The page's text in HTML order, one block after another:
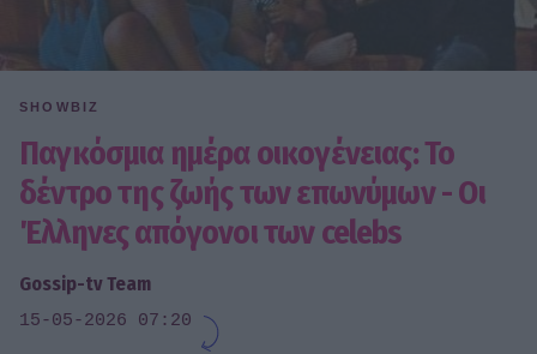
SHOWBIZ
Παγκόσμια ημέρα οικογένειας: Το
δέντρο της ζωής των επωνύμων - Οι
Έλληνες απόγονοι των celebs
Gossip-tv Team
15-05-2026 07:20